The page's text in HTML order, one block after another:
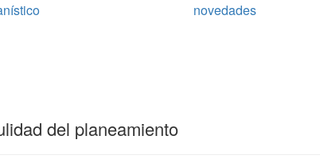
novedades
del planeamiento